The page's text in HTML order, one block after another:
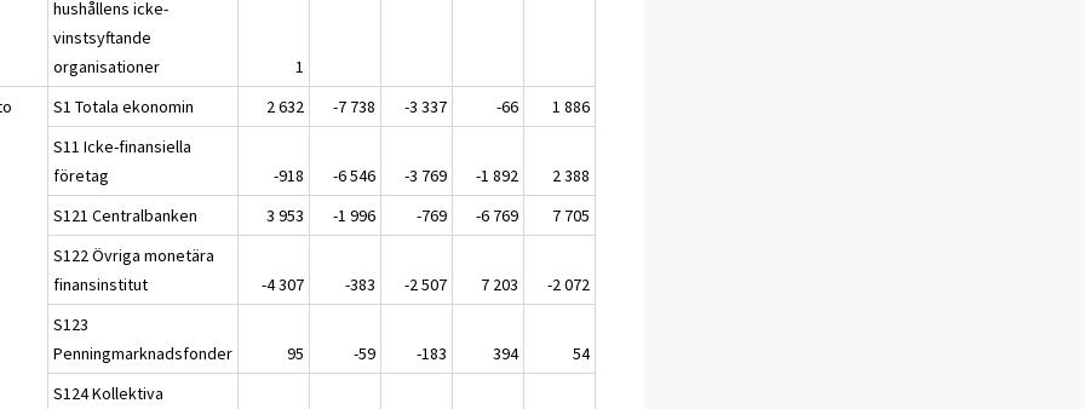
hushållens icke-
vinstsyftande
organisationer
1
S1 Totala ekonomin 2 632 -7 738 -3 337 -66
1 886
S11 Icke-finansiella
företag
-918 -6 546 -3 769 -1 892
2 388
S121 Centralbanken
3 953 -1 996 -769 -6 769
7 705
S122 Övriga monetära
finansinstitut
-4 307 -383 -2 507 7 203
-2 072
S123
Penningmarknadsfonder
95 -59 -183 394
54
S124 Kollektiva